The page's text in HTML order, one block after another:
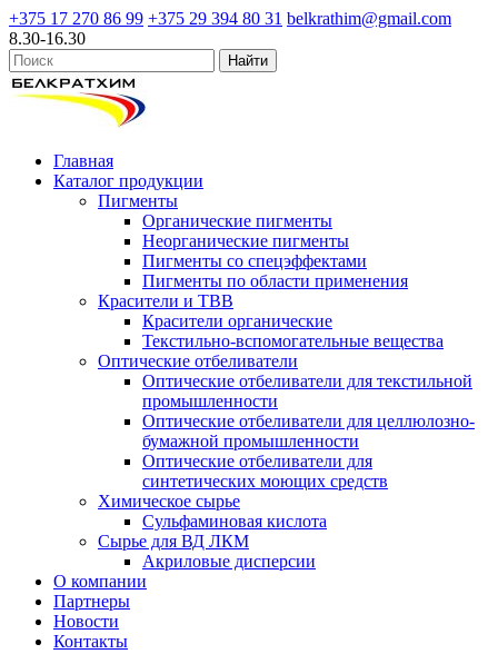
+375 17 270 86 99 +375 29 394 80 31 belkrathim@gmail.com
8.30-16.30
Главная
Каталог продукции
Пигменты
Органические пигменты
Неорганические пигменты
Пигменты со спецэффектами
Пигменты по области применения
Красители и ТВВ
Красители органические
Текстильно-вспомогательные вещества
Оптические отбеливатели
Оптические отбеливатели для текстильной
промышленности
Оптические отбеливатели для целлюлозно-
бумажной промышленности
Оптические отбеливатели для
синтетических моющих средств
Химическое сырье
Сульфаминовая кислота
Сырье для ВД ЛКМ
Акриловые дисперсии
О компании
Партнеры
Новости
Контакты